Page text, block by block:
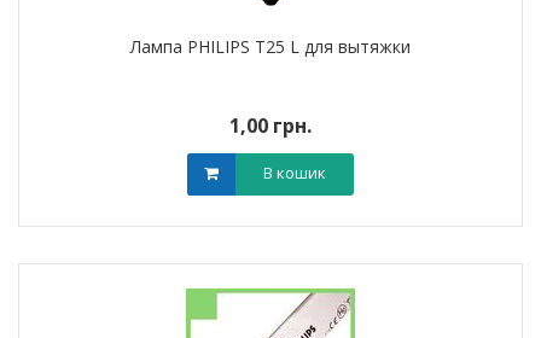
Лампа PHILIPS Т25 L для вытяжки
1,00 грн.
В кошик